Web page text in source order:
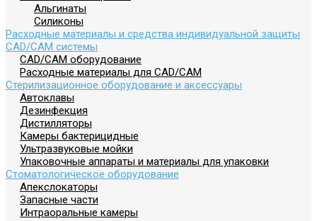
Альгинаты
Силиконы
Расходные материалы и средства индивидуальной защиты
СAD/CAM системы
CAD/CAM оборудование
Расходные материалы для CAD/CAM
Стерилизационное оборудование и аксессуары
Автоклавы
Дезинфекция
Дистилляторы
Камеры бактерицидные
Ультразвуковые мойки
Упаковочные аппараты и материалы для упаковки
Стоматологическое оборудование
Апекслокаторы
Запасные части
Интраоральные камеры